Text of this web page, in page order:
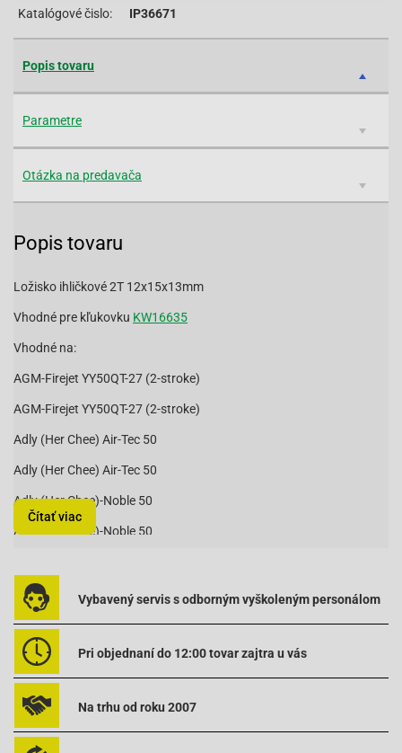
Katalógové čislo: IP36671
Popis tovaru
Parametre
Otázka na predavača
Popis tovaru
Ložisko ihličkové 2T 12x15x13mm
Vhodné pre kľukovku KW16635
Vhodné na:
AGM-Firejet YY50QT-27 (2-stroke)
AGM-Firejet YY50QT-27 (2-stroke)
Adly (Her Chee) Air-Tec 50
Adly (Her Chee) Air-Tec 50
Adly (Her Chee)-Noble 50
Adly (Her Chee)-Noble 50
Adly (Her Chee)-Panther 50
Baotian BT49QT-18C1-B010 (1E40QMA)
Baotian BT49QT-18C1-B010 (1E40QMA)
Baotian BT49QT-18E1-Rocky (1E40QMA)
Baotian BT49QT-18E1-Rocky (1E40QMA)
Baotian BT49QT-18F1-Tanco (1E40QMA)
Čítať viac
Vybavený servis s odborným vyškoleným personálom
Pri objednaní do 12:00 tovar zajtra u vás
Na trhu od roku 2007